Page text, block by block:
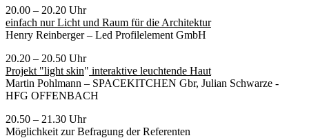
20.00 – 20.20 Uhr
einfach nur Licht und Raum für die Architektur
Henry Reinberger – Led Profilelement GmbH
20.20 – 20.50 Uhr
Projekt "light skin" interaktive leuchtende Haut
Martin Pohlmann – SPACEKITCHEN Gbr, Julian Schwarze -
HFG OFFENBACH
20.50 – 21.30 Uhr
Möglichkeit zur Befragung der Referenten